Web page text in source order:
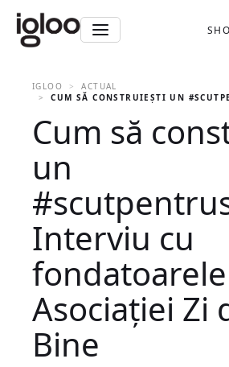
IGLOO
ACTUAL
CUM SĂ CONSTRUIEȘTI UN
Cum să
un
Interviu cu
fondatoarele
Asociației Zi
Bine